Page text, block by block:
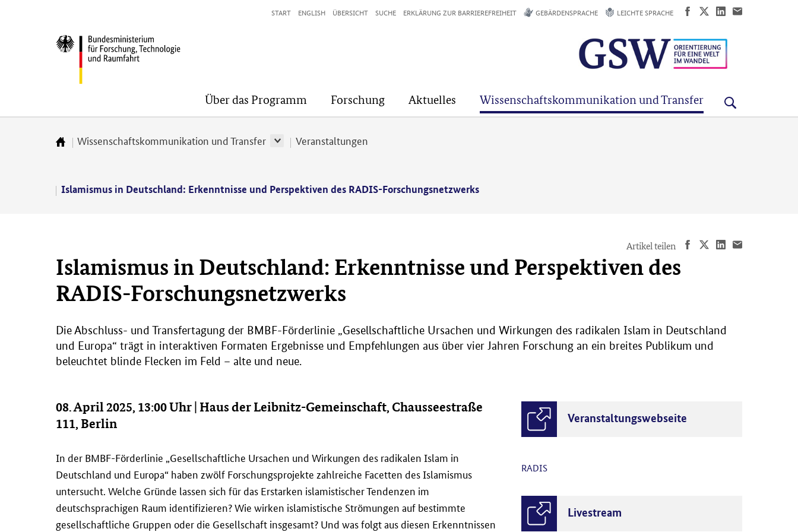
BMFTR
Über das Programm Forschung Aktuelles Wissenschaftskommunikation und Transfer
START ENGLISH ÜBERSICHT SUCHE ERKLÄRUNG ZUR BARRIEREFREIHEIT GEBÄRDENSPRACHE LEICHTE SPRACHE
Zur
Wissenschaftskommunikation und Transfer Veranstaltungen
Islamismus in Deutschland: Erkenntnisse und Perspektiven des RADIS-Forschungsnetzwerks
Artikel teilen
Islamismus in Deutschland: Erkenntnisse und Perspektiven des
RADIS-Forschungsnetzwerks
Die Abschluss- und Transfertagung der BMBF-Förderlinie „Gesellschaftliche Ursachen und Wirkungen des radikalen Islam in Deutschland
und Europa“ trägt in interaktiven Formaten Ergebnisse und Empfehlungen aus über vier Jahren Forschung an ein breites Publikum und
beleuchtet blinde Flecken im Feld – alte und neue.
08. April 2025, 13:00 Uhr | Haus der Leibnitz-Gemeinschaft, Chausseestraße
111, Berlin
In der BMBF-Förderlinie „Gesellschaftliche Ursachen und Wirkungen des radikalen Islam in
Deutschland und Europa“ haben zwölf Forschungsprojekte zahlreiche Facetten des Islamismus
untersucht. Welche Gründe lassen sich für das Erstarken islamistischer Tendenzen im
deutschsprachigen Raum identifizieren? Wie wirken islamistische Strömungen auf bestimmte
gesellschaftliche Gruppen oder die Gesellschaft insgesamt? Und was folgt aus diesen Erkenntnissen
Veranstaltungswebseite
RADIS
Livestream